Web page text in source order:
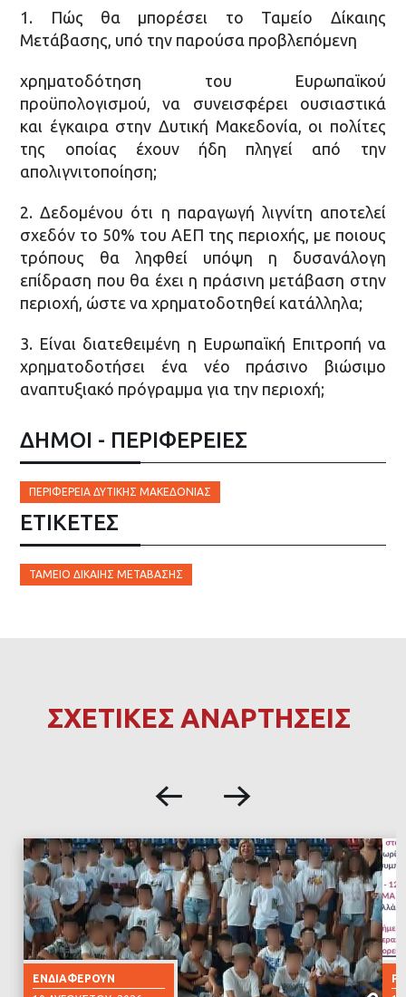
1. Πώς θα μπορέσει το Ταμείο Δίκαιης
Μετάβασης, υπό την παρούσα προβλεπόμενη
χρηματοδότηση του Ευρωπαϊκού
προϋπολογισμού, να συνεισφέρει ουσιαστικά
και έγκαιρα στην Δυτική Μακεδονία, οι πολίτες
της οποίας έχουν ήδη πληγεί από την
απολιγνιτοποίηση;
2. Δεδομένου ότι η παραγωγή λιγνίτη αποτελεί
σχεδόν το 50% του ΑΕΠ της περιοχής, με ποιους
τρόπους θα ληφθεί υπόψη η δυσανάλογη
επίδραση που θα έχει η πράσινη μετάβαση στην
περιοχή, ώστε να χρηματοδοτηθεί κατάλληλα;
3. Είναι διατεθειμένη η Ευρωπαϊκή Επιτροπή να
χρηματοδοτήσει ένα νέο πράσινο βιώσιμο
αναπτυξιακό πρόγραμμα για την περιοχή;
ΔΗΜΟΙ - ΠΕΡΙΦΕΡΕΙΕΣ
ΠΕΡΙΦΈΡΕΙΑ ΔΥΤΙΚΉΣ ΜΑΚΕΔΟΝΊΑΣ
ΕΤΙΚΈΤΕΣ
ΤΑΜΕΊΟ ΔΊΚΑΙΗΣ ΜΕΤΆΒΑΣΗΣ
ΣΧΕΤΙΚΕΣ ΑΝΑΡΤΗΣΕΙΣ
ΕΝΔΙΑΦΈΡΟΥΝ